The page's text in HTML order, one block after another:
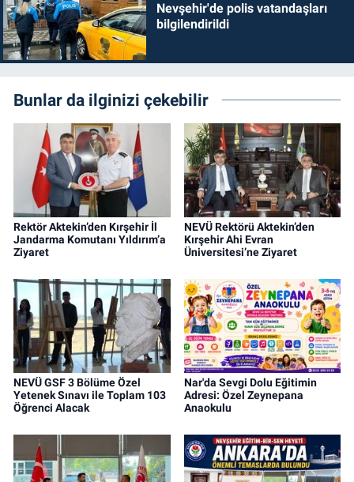
Nevşehir'de polis vatandaşları
bilgilendirildi
Bunlar da ilginizi çekebilir
Rektör Aktekin’den Kırşehir İl
Jandarma Komutanı Yıldırım’a
Ziyaret
NEVÜ Rektörü Aktekin’den
Kırşehir Ahi Evran
Üniversitesi’ne Ziyaret
NEVÜ GSF 3 Bölüme Özel
Yetenek Sınavı ile Toplam 103
Öğrenci Alacak
Nar'da Sevgi Dolu Eğitimin
Adresi: Özel Zeynepana
Anaokulu